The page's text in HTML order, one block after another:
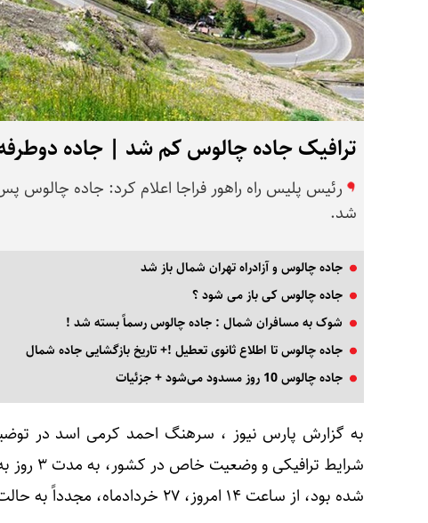
ترافیک جاده چالوس کم شد | جاده
شد.
جاده چالوس و آزادراه تهران شمال باز شد
جاده چالوس کی باز می شود ؟
شوک به مسافران شمال : جاده چالوس رسماً بسته شد !
جاده چالوس تا اطلاع ثانوی تعطیل !+ تاریخ بازگشایی جاده شمال
جاده چالوس 10 روز مسدود می‌شود + جزئیات
به گزارش پارس نیوز ، سرهنگ احمد کرمی اسد در
شرایط
شده بود، از ساعت ۱۴ امروز، ۲۷ خردادماه، مجدداً به حالت دوطرفه باز می‌شود.